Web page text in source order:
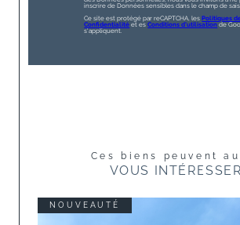
inscrire de Données sensibles dans le champ de
Ce site est protégé par reCAPTCHA, les Politiques
Confidentialité et esConditions d'utilisation de
s'appliquent.
Ces biens peuvent
VOUS INTÉRESSER
NOUVEAUTÉ